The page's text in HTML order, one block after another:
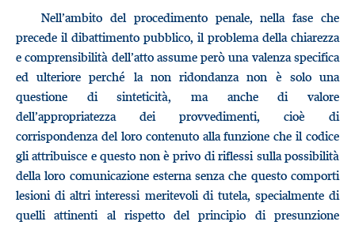
Nell’ambito del procedimento penale, nella fase che
precede il dibattimento pubblico, il problema della chiarezza
e comprensibilità dell’atto assume però una valenza specifica
ed ulteriore perché la non ridondanza non è solo una
questione di sinteticità, ma anche di valore
dell’appropriatezza dei provvedimenti, cioè di
corrispondenza del loro contenuto alla funzione che il codice
gli attribuisce e questo non è privo di riflessi sulla possibilità
della loro comunicazione esterna senza che questo comporti
lesioni di altri interessi meritevoli di tutela, specialmente di
quelli attinenti al rispetto del principio di presunzione